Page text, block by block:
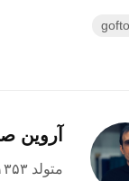
آروین
متولد ۱۳۵۳ تهران